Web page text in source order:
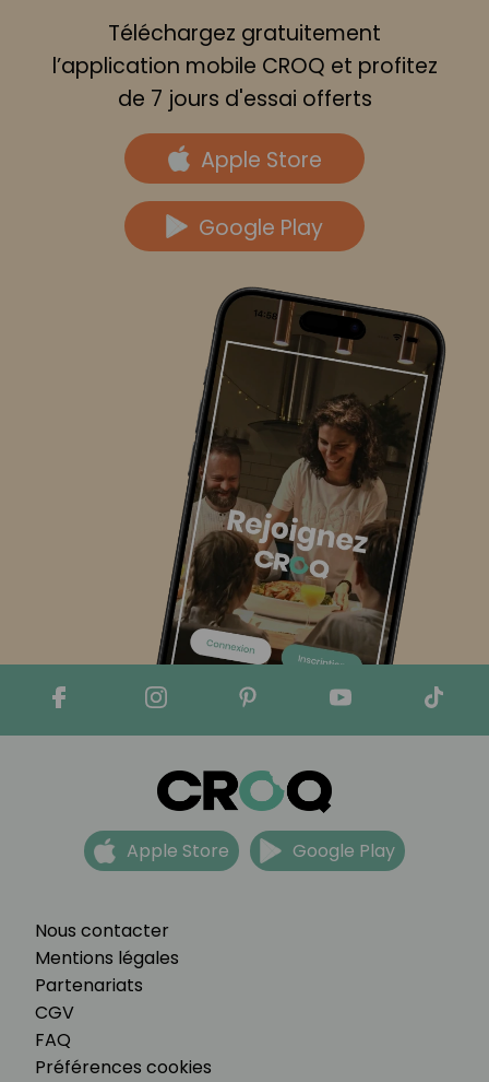
Téléchargez gratuitement
l’application mobile CROQ et profitez
de 7 jours d'essai offerts
Apple Store
Google Play
Nous contacter
Mentions légales
Partenariats
CGV
FAQ
Préférences cookies
Apple Store Google Play